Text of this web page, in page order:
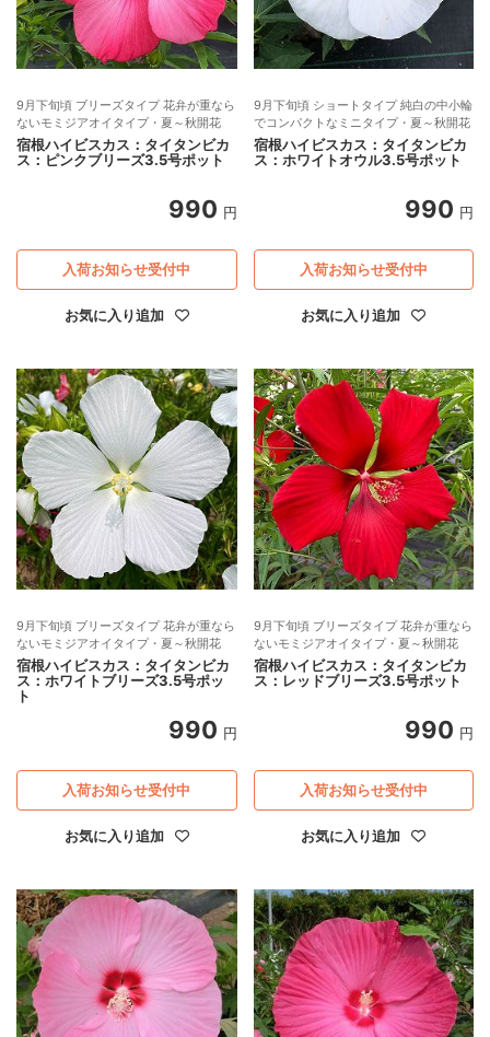
9月下旬頃 ブリーズタイプ 花弁が重なら
ないモミジアオイタイプ・夏～秋開花
宿根ハイビスカス：タイタンビカ
ス：ピンクブリーズ3.5号ポット
990 円
お気に入り追加
入荷お知らせ受付中
9月下旬頃 ショートタイプ 純白の中小輪
でコンパクトなミニタイプ・夏～秋開花
宿根ハイビスカス：タイタンビカ
ス：ホワイトオウル3.5号ポット
990 円
お気に入り追加
入荷お知らせ受付中
9月下旬頃 ブリーズタイプ 花弁が重なら
ないモミジアオイタイプ・夏～秋開花
宿根ハイビスカス：タイタンビカ
ス：ホワイトブリーズ3.5号ポッ
ト
990 円
お気に入り追加
入荷お知らせ受付中
9月下旬頃 ブリーズタイプ 花弁が重なら
ないモミジアオイタイプ・夏～秋開花
宿根ハイビスカス：タイタンビカ
ス：レッドブリーズ3.5号ポット
990 円
お気に入り追加
入荷お知らせ受付中